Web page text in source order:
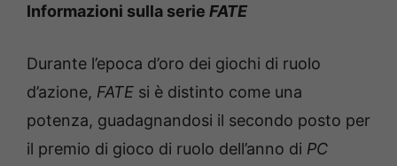
Informazioni sulla serie FATE
Durante l’epoca d’oro dei giochi di ruolo
d’azione, FATE si è distinto come una
potenza, guadagnandosi il secondo posto per
il premio di gioco di ruolo dell’anno di PC